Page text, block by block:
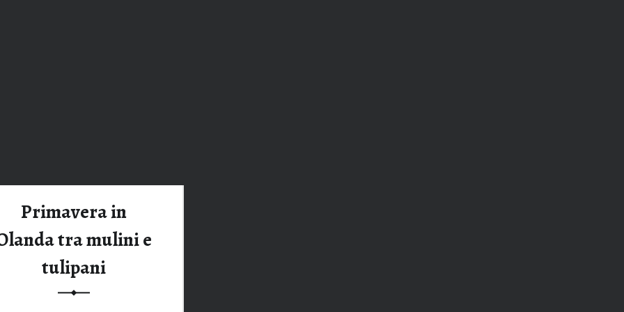
Primavera in
tra mulini e
tulipani